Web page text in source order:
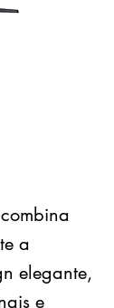
a
elegante,
e